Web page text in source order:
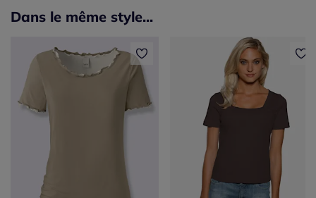
Dans le même style...